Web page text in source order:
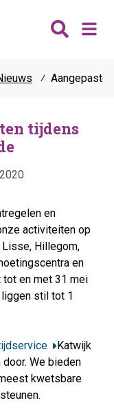
Noordwijk
Lisse
Teylingen
Thema's
Jongeren
Vrijwilligers
Fit & vitaal
Mantelzorg
Verhuur
Contact
⁄ Aangepaste
tijdens
en
activiteiten op
Hillegom,
en
tot en met 31 mei
liggen stil tot 1
Katwijk
We bieden
kwetsbare